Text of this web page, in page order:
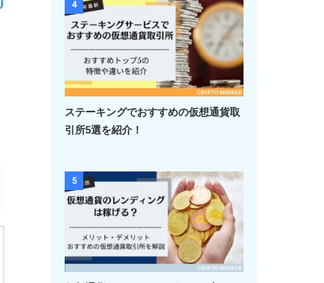
4
ステーキングでおすすめの仮想通貨取
引所5選を紹介！
5